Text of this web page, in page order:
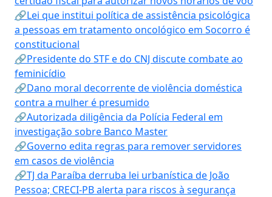
🔗Lei que institui política de assistência psicológica
a pessoas em tratamento oncológico em Socorro é
constitucional
🔗Presidente do STF e do CNJ discute combate ao
feminicídio
🔗Dano moral decorrente de violência doméstica
contra a mulher é presumido
🔗Autorizada diligência da Polícia Federal em
investigação sobre Banco Master
🔗Governo edita regras para remover servidores
em casos de violência
🔗TJ da Paraíba derruba lei urbanística de João
Pessoa; CRECI-PB alerta para riscos à segurança